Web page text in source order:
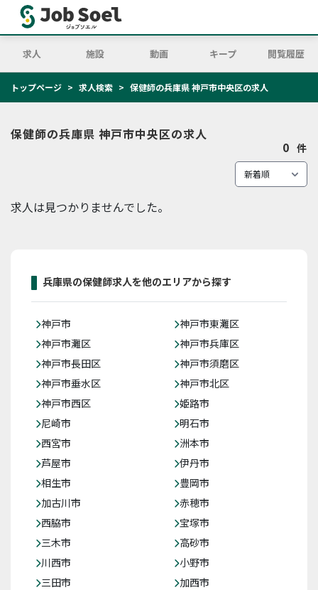
求人 施設 動画 キープ 閲覧履歴
トップページ 求人検索 保健師の兵庫県 神戸市中央区の求人
保健師の兵庫県 神戸市中央区の求人
0 件
求人は見つかりませんでした。
兵庫県の保健師求人を他のエリアから探す
神戸市
神戸市東灘区
神戸市灘区
神戸市兵庫区
神戸市長田区
神戸市須磨区
神戸市垂水区
神戸市北区
神戸市西区
姫路市
尼崎市
明石市
西宮市
洲本市
芦屋市
伊丹市
相生市
豊岡市
加古川市
赤穂市
西脇市
宝塚市
三木市
高砂市
川西市
小野市
三田市
加西市